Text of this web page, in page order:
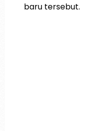
baru tersebut.